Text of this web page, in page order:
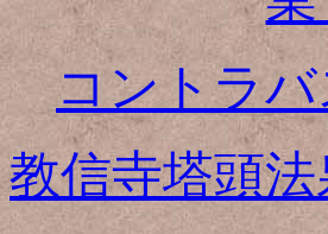
コントラバ
教信寺塔頭